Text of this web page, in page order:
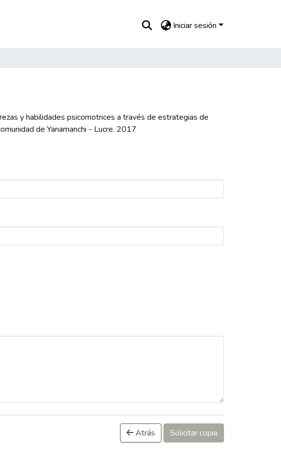
Iniciar sesión
y habilidades psicomotrices a través de estrategias de
de Yanamanchi - Lucre. 2017
Atrás Solicitar copia